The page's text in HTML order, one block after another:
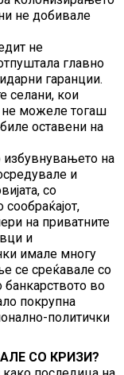
не добивале
не
главно
гаранции.
селани, кои
не можеле тогаш
оставени на
избувнувањето на
и
со
на приватните
и
имале многу
се среќавале со
во
покрупна
политички
СО КРИЗИ?